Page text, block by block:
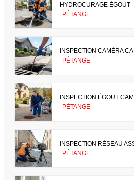
HYDROCURAGE ÉGOUT
PÉTANGE
INSPECTION CAMÉRA
PÉTANGE
INSPECTION ÉGOUT
PÉTANGE
INSPECTION RÉSEAU
PÉTANGE